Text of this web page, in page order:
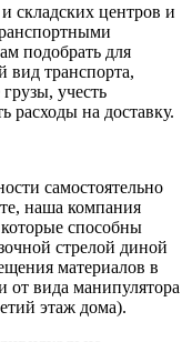
складских центров и
подобрать для
вид транспорта,
учесть
расходы на доставку.
самостоятельно
наша компания
способны
стрелой диной
материалов в
от вида манипулятора
этаж дома).